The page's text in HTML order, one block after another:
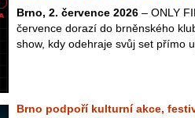
Brno, 2. července 2026 – ONLY
července dorazí do brněnského
show, kdy odehraje svůj set přímo
Brno podpoří kulturní akce,